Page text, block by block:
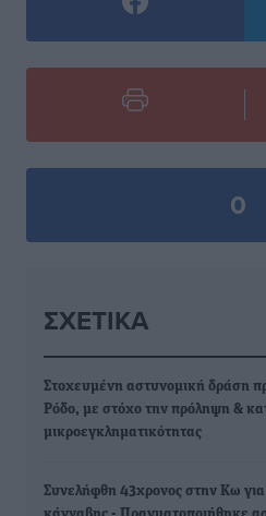
0
ΣΧΕΤΙΚΆ
Στοχευμένη αστυνομική δράση
Ρόδο, με στόχο την πρόληψη &
μικροεγκληματικότητας
Συνελήφθη 43χρονος στην Κω